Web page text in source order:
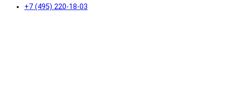
+7 (495) 220-18-03